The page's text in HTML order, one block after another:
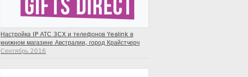
Настройка IP АТС 3CX и телефонов Yealink в
книжном магазине Австралии, город Крайстчерч
Сентябрь 2016